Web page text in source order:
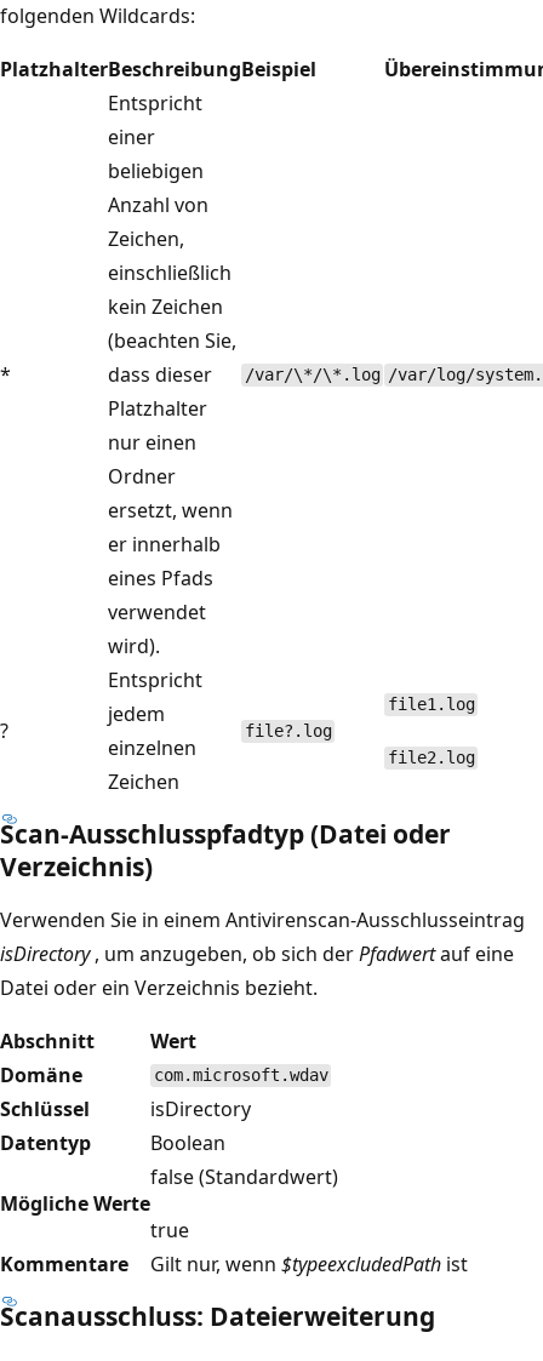
folgenden Wildcards:
PlatzhalterBeschreibungBeispiel
*
Entspricht
einer
beliebigen
Anzahl von
Zeichen,
einschließlich
kein Zeichen
(beachten Sie,
dass dieser
Platzhalter
nur einen
Ordner
ersetzt, wenn
er innerhalb
eines Pfads
verwendet
wird).
/var/\*/\*.log /var/log/
?
Entspricht
jedem
einzelnen
Zeichen
file?.log
file1.log
file2.log
Scan-Ausschlusspfadtyp (Datei oder
Verzeichnis)
Verwenden Sie in einem Antivirenscan-Ausschlusseintrag
isDirectory, um anzugeben, ob sich derPfadwertauf eine
Datei oder ein Verzeichnis bezieht.
Abschnitt
Wert
Domäne
com.microsoft.wdav
Schlüssel
isDirectory
Datentyp
Boolean
Mögliche Werte
false (Standardwert)
true
Kommentare
Gilt nur, wenn $typeexcludedPath ist
Scanausschluss: Dateierweiterung